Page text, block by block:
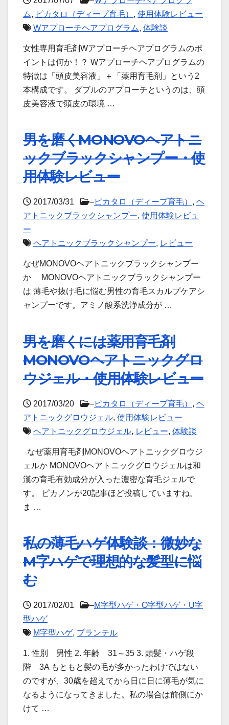
ム, ピカタロ（ディープ育毛） , 使用体験レビュー
Wアプローチヘアプログラム, 体験談
女性専用育毛剤Wアプローチヘアプログラムのポ
イントは何か！？ Wアプローチヘアプログラムの
特徴は「頭皮美容液」＋「薬用育毛剤」という2
本構成です。 ダブルのアプローチというのは、頭
皮美容液で頭皮の環境 …
男を磨くMONOVOヘアトニ
ックブラックシャンプー・使
用体験レビュー
2017/03/31 –ピカタロ（ディープ育毛） , ヘ
アトニックブラックシャンプー, 使用体験レビュ
ー
ヘアトニックブラックシャンプー, レビュー
なぜMONOVOヘアトニックブラックシャンプー
か MONOVOヘアトニックブラックシャンプー
は 薄毛や抜け毛に悩む男性の育毛スカルプケアシ
ャンプーです。アミノ酸系洗浄成分が …
男を磨くには薬用育毛剤
MONOVOヘアトニックグロ
ウジェル・使用体験レビュー
2017/03/20 –ピカタロ（ディープ育毛） , ヘ
アトニックグロウジェル, 使用体験レビュー
ヘアトニックグロウジェル, レビュー, 体験談
なぜ薬用育毛剤MONOVOヘアトニックグロウジ
ェルか MONOVOヘアトニックグロウジェルは和
漢の育毛有効成分が入った濃密な育毛ジェルで
す。 ピカノンが20記事ほど投稿していますね。
ま …
私の薄毛ハゲ体験談：微妙な
M字ハゲで理想的な髪型に悩
む
2017/02/01 –M字型ハゲ・O字型ハゲ・U字
型ハゲ
M字型ハゲ, プランテル
1. 性別 男性 2. 年齢 31～35 3. 頭髪・ハゲ段
階 3A もともと髪の毛が多かったわけではない
のですが、30歳を超えてから日に日に薄毛が気に
なるようになってきました。私の場合は前側にか
けて …